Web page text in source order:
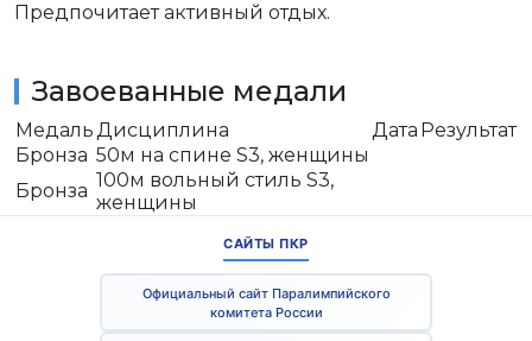
Предпочитает активный отдых.
Завоеванные медали
МедальДисциплина Дата Результат
Бронза 50м на спине S3, женщины
Бронза 100м вольный стиль S3,
женщины
САЙТЫ ПКР
Официальный сайт Паралимпийского
комитета России